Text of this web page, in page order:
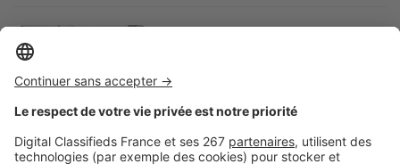
Image
emplacements pour un miroir… et
ceux à éviter